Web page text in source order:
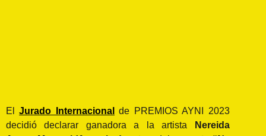
ElJurado Internacional
de PREMIOS AYNI 2023
decidió declarar ganadora a la artista
Nereida